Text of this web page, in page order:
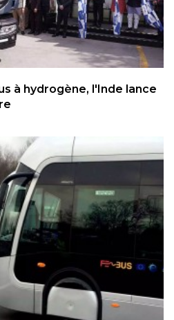
à hydrogène, l'Inde lance